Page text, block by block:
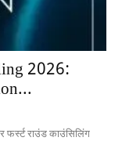
2026:
फर्स्ट राउंड काउंसिलिंग